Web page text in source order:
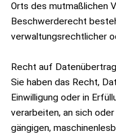
Orts des mutmaßlichen
Beschwerderecht
verwaltungsrechtlicher
Recht auf
Sie haben das Recht,
Einwilligung oder in
verarbeiten, an sich
gängigen,